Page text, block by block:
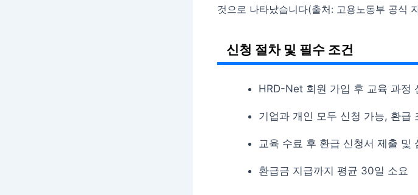
것으로 나타났습니다(출처: 고용노동부 공식
신청 절차 및 필수 조건
HRD-Net 회원 가입 후 교육 과정
기업과 개인 모두 신청 가능, 환급
교육 수료 후 환급 신청서 제출 및
환급금 지급까지 평균 30일 소요